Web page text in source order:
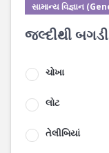
સામાન્ય વિજ્ઞાન
જલ્દીથી બગડી
ચોખા
લોટ
તેલીબિયાં